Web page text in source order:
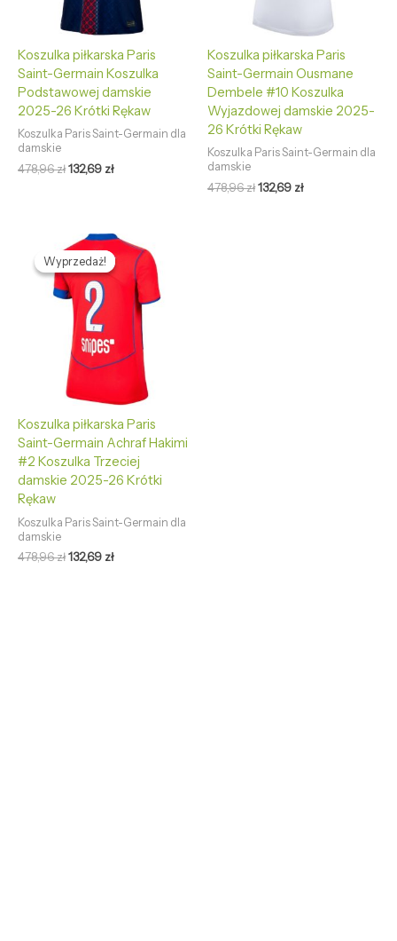
Koszulka piłkarska Paris
Saint-Germain Koszulka
Podstawowej damskie
2025-26 Krótki Rękaw
Koszulka Paris Saint-Germain dla
damskie
478,96zł132,69 zł
Koszulka piłkarska Paris
Saint-Germain Ousmane
Dembele #10 Koszulka
Wyjazdowej damskie 2025-
26 Krótki Rękaw
Koszulka Paris Saint-Germain dla
damskie
478,96zł132,69 zł
Wyprzedaż!
Wyprzedaż!
Koszulka piłkarska Paris
Saint-Germain Achraf Hakimi
#2 Koszulka Trzeciej
damskie 2025-26 Krótki
Rękaw
Koszulka Paris Saint-Germain dla
damskie
478,96zł
Pierwotna
cena
wynosiła:
478,96 zł.
132,69 zł
Aktualna
cena
wynosi:
132,69 zł.